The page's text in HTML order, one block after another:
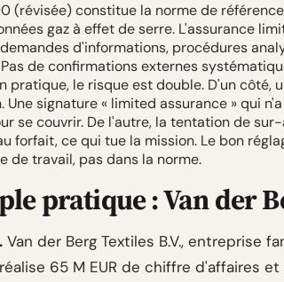
(révisée) constitue la norme de
gaz à effet de serre. L'assurance
d'informations, procédures
de confirmations externes
pratique, le risque est double. D'un côté,
Une signature « limited assurance » qui
se couvrir. De l'autre, la tentation de
forfait, ce qui tue la mission. Le bon
de travail, pas dans la norme.
pratique : Van der
Van der Berg Textiles B.V., entreprise
65 M EUR de chiffre d'affaires